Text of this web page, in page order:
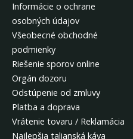
Informácie o ochrane
osobných údajov
Všeobecné obchodné
podmienky
Riešenie sporov online
Orgán dozoru
Odstúpenie od zmluvy
Platba a doprava
Vrátenie tovaru / Reklamácia
Najlepšia talianská káva